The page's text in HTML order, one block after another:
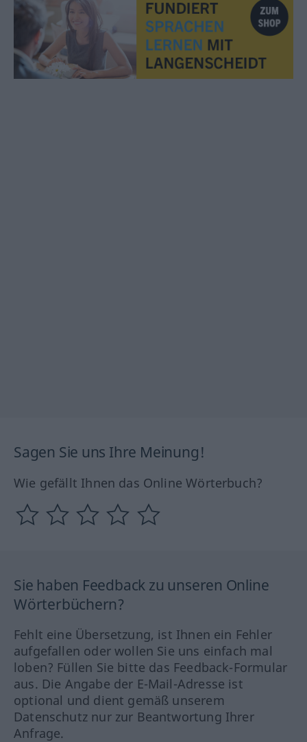
Sagen Sie uns Ihre Meinung!
Wie gefällt Ihnen das Online Wörterbuch?
Sie haben Feedback zu unseren Online
Wörterbüchern?
Fehlt eine Übersetzung, ist Ihnen ein Fehler
aufgefallen oder wollen Sie uns einfach mal
loben? Füllen Sie bitte das Feedback-Formular
aus. Die Angabe der E-Mail-Adresse ist
optional und dient gemäß unserem
Datenschutz nur zur Beantwortung Ihrer
Anfrage.